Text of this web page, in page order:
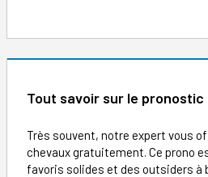
Tout savoir sur le
Très souvent, notre expert vous
chevaux gratuitement. Ce prono
favoris solides et des outsiders à